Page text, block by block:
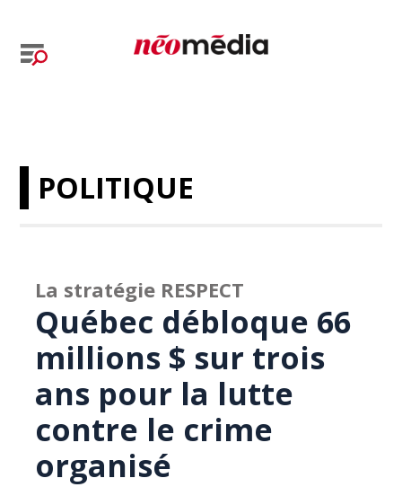
POLITIQUE
La stratégie RESPECT
Québec débloque 66
millions $ sur trois
ans pour la lutte
contre le crime
organisé